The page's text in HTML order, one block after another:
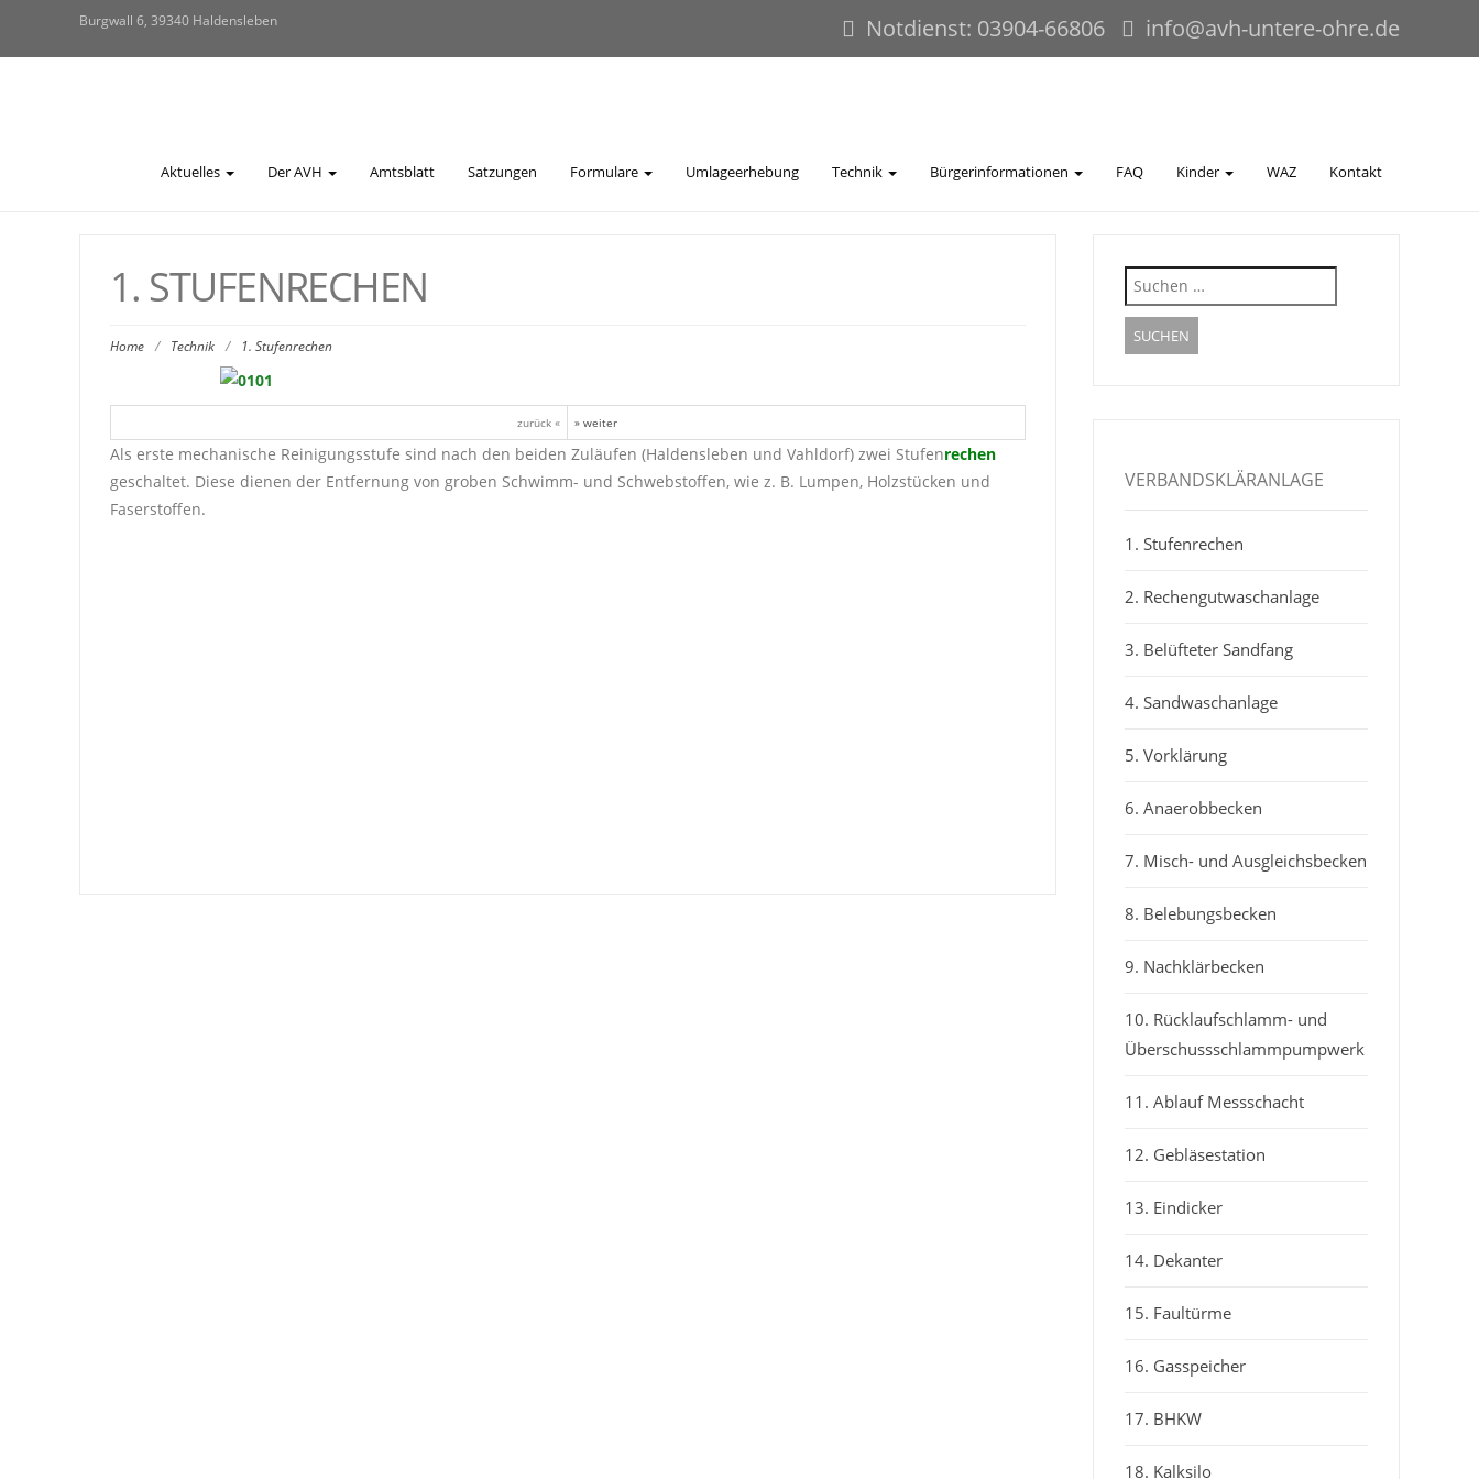
Burgwall 6, 39340 Haldensleben Notdienst: 03904-66806 info@avh-untere-ohre.de
Aktuelles Der AVH Amtsblatt Satzungen Formulare Umlageerhebung Technik Bürgerinformationen FAQ Kinder WAZ Kontakt
1. STUFENRECHEN
Home / Technik / 1. Stufenrechen
zurück « » weiter
Als erste mechanische Reinigungsstufe sind nach den beiden Zuläufen (Haldensleben und Vahldorf) zwei Stufenrechen
geschaltet. Diese dienen der Entfernung von groben Schwimm- und Schwebstoffen, wie z. B. Lumpen, Holzstücken und
Faserstoffen.
Suche
nach:
VERBANDSKLÄRANLAGE
1. Stufenrechen
2. Rechengutwaschanlage
3. Belüfteter Sandfang
4. Sandwaschanlage
5. Vorklärung
6. Anaerobbecken
7. Misch- und Ausgleichsbecken
8. Belebungsbecken
9. Nachklärbecken
10. Rücklaufschlamm- und
Überschussschlammpumpwerk
11. Ablauf Messschacht
12. Gebläsestation
13. Eindicker
14. Dekanter
15. Faultürme
16. Gasspeicher
17. BHKW
18. Kalksilo